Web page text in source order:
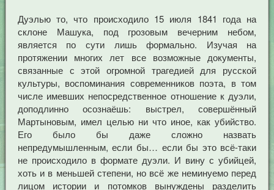
Дуэлью то, что происходило 15 июля 1841 года на
склоне Машука, под грозовым вечерним небом,
является по сути лишь формально. Изучая на
протяжении многих лет все возможные документы,
связанные с этой огромной трагедией для русской
культуры, воспоминания современников поэта, в том
числе имевших непосредственное отношение к дуэли,
доподлинно осознаёшь: выстрел, совершённый
Мартыновым, имел целью ни что иное, как убийство.
Его было бы даже сложно назвать
непредумышленным, если бы… если бы это всё-таки
не происходило в формате дуэли. И вину с убийцей,
хоть и в меньшей степени, но всё же неминуемо перед
лицом истории и потомков вынуждены разделить